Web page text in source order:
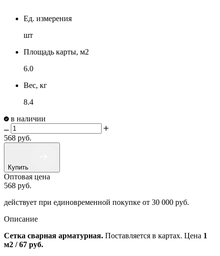
Ед. измерения
шт
Площадь карты, м2
6.0
Вес, кг
8.4
в наличии
568 руб.
Купить
Оптовая цена
568 руб.
действует при единовременной покупке от 30 000 руб.
Описание
Сетка сварная арматурная. Поставляется в картах. Цена 1
м2 / 67 руб.